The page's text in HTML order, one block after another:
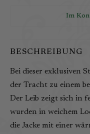
Im
BESCHREIBUNG
Bei dieser exklusiven
der Tracht zu einem
Der Leib zeigt sich in
wurden in weichem
die Jacke mit einer